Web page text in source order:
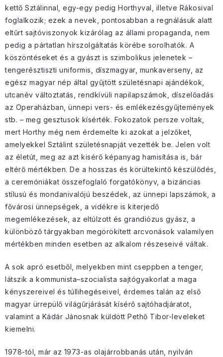
kettő Sztálinnal, egy-egy pedig Horthyval, illetve Rákosival
foglalkozik; ezek a nevek, pontosabban a regnálásuk alatt
eltűrt sajtóviszonyok kizárólag az állami propaganda, nem
pedig a pártatlan hírszolgáltatás körébe sorolhatók. A
köszöntéseket és a gyászt is szimbolikus jelenetek –
tengerésztiszti uniformis, díszmagyar, munkaverseny, az
egész magyar nép által gyűjtött születésnapi ajándékok,
utcanév változtatás, rendkívüli napilapszámok, díszelőadás
az Operaházban, ünnepi vers- és emlékezésgyűjtemények
stb. – meg gesztusok kísérték. Fokozatok persze voltak,
mert Horthy még nem érdemelte ki azokat a jelzőket,
amelyekkel Sztálint születésnapját vezették be. Jelen volt
az életút, meg az azt kisérő képanyag hamisítása is, bár
eltérő mértékben. De a hosszas és körültekintő készülődés,
a ceremóniákat összefoglaló forgatókönyv, a bizáncias
stílusú és mondanivalójú beszédek, az ünnepi lapszámok, a
fővárosi ünnepségek, a vidékre is kiterjedő
megemlékezések, az eltúlzott és grandiózus gyász, a
különböző tárgyakban megörökített arcvonások valamilyen
mértékben minden esetben az alkalom részeseivé váltak.
A sok apró esetből, melyekben mint cseppben a tenger,
látszik a kommunista–szocialista sajtógyakorlat a maga
kényszereivel és túllihegéseivel, érdemes talán az első
magyar ürrepülő világűrjárását kísérő sajtóhadjáratot,
valamint a Kádár Jánosnak küldött Pethő Tibor-leveleket
kiemelni.
1978-tól, már az 1973-as olajárrobbanás után, nyilván